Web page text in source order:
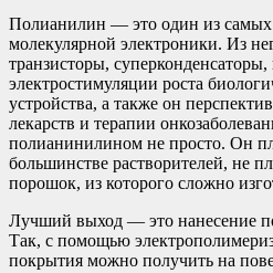
Полианилин — это один из
молекулярной электроники. Из
транзисторы,
электростимуляции роста
устройства, а также он
лекарств и терапии
полианинилином не просто. Он
большинстве растворителей, не
порошок, из которого сложно
Лучший выход — это нанесение
Так, с помощью
покрытия можно получить на